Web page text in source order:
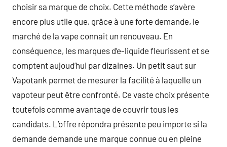
choisir sa marque de choix. Cette méthode s’avère
encore plus utile que, grâce à une forte demande, le
marché de la vape connait un renouveau. En
conséquence, les marques d’e-liquide fleurissent et se
comptent aujoud’hui par dizaines. Un petit saut sur
Vapotank permet de mesurer la facilité à laquelle un
vapoteur peut être confronté. Ce vaste choix présente
toutefois comme avantage de couvrir tous les
candidats. L’offre répondra présente peu importe si la
demande demande une marque connue ou en pleine